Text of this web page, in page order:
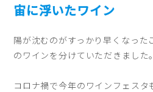
宙に浮いたワイン
陽が沈むのがすっかり早くなっ
のワインを分けていただきました。
コロナ禍で今年のワインフェス